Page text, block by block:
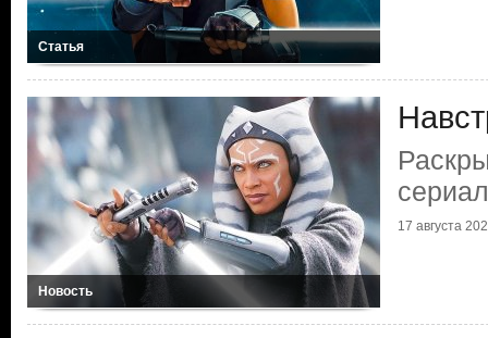
Статья
Новость
17 августа